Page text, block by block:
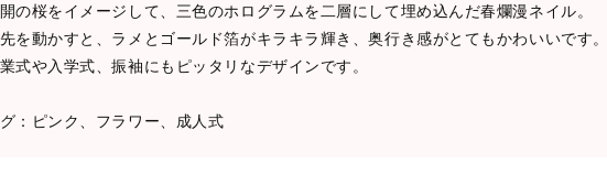
の桜をイメージして、三色のホログラムを二層にして埋め込んだ春爛漫ネイル。
を動かすと、ラメとゴールド箔がキラキラ輝き、奥行き感がとてもかわいいです。
式や入学式、振袖にもピッタリなデザインです。
：ピンク、フラワー、成人式